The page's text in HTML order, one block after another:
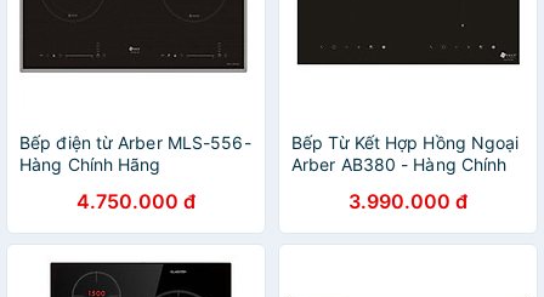
Bếp điện từ Arber MLS-556-
Hàng Chính Hãng
4.750.000 đ
Bếp Từ Kết Hợp Hồng Ngoại
Arber AB380 - Hàng Chính
3.990.000 đ